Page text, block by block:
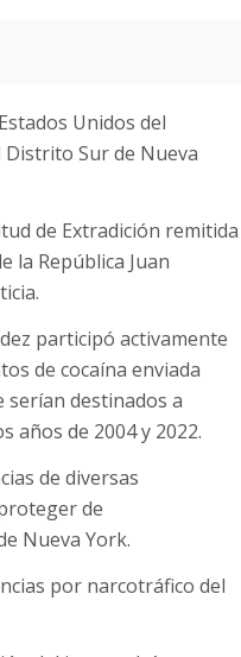
Unidos del
Sur de Nueva
de Extradición remitida
la República Juan
participó activamente
de cocaína enviada
serían destinados a
años de 2004 y 2022.
de diversas
de
Nueva York.
por narcotráfico del